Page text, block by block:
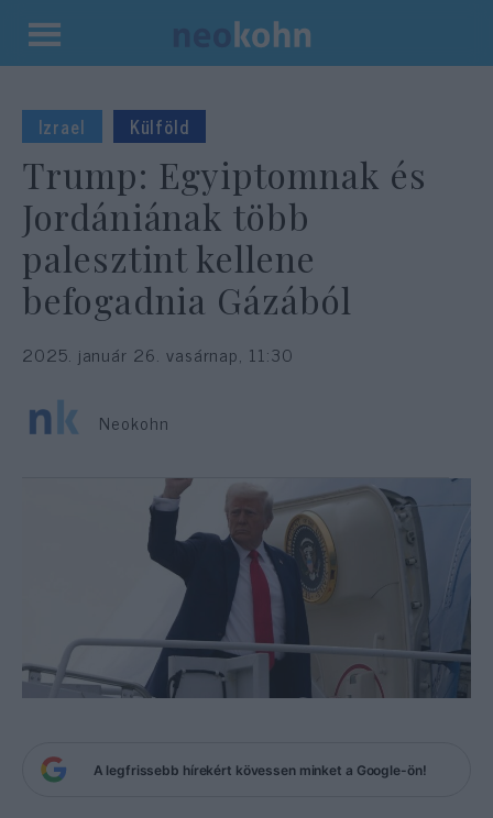
Kilépés
tartalomba
Izrael Külföld
Trump: Egyiptomnak és
Jordániának több
palesztint kellene
befogadnia Gázából
2025. január 26. vasárnap, 11:30
Neokohn
A legfrissebb hírekért kövessen minket a Google-ön!